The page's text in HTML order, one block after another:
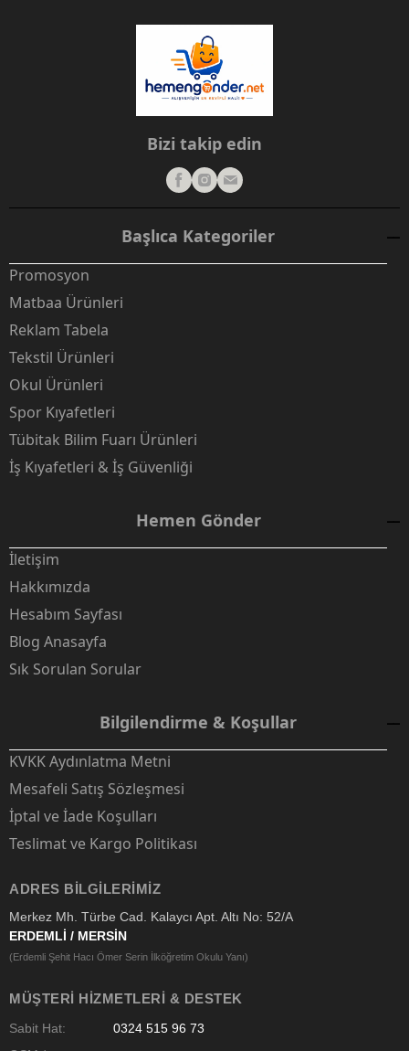
Bizi takip edin
Başlıca Kategoriler
Promosyon
Matbaa Ürünleri
Reklam Tabela
Tekstil Ürünleri
Okul Ürünleri
Spor Kıyafetleri
Tübitak Bilim Fuarı Ürünleri
İş Kıyafetleri & İş Güvenliği
Hemen Gönder
İletişim
Hakkımızda
Hesabım Sayfası
Blog Anasayfa
Sık Sorulan Sorular
Bilgilendirme & Koşullar
KVKK Aydınlatma Metni
Mesafeli Satış Sözleşmesi
İptal ve İade Koşulları
Teslimat ve Kargo Politikası
ADRES BILGILERIMIZ
Merkez Mh. Türbe Cad. Kalaycı Apt. Altı No: 52/A
ERDEMLİ / MERSİN
(Erdemli Şehit Hacı Ömer Serin İlköğretim Okulu Yanı)
MÜŞTERI HIZMETLERI & DESTEK
Sabit Hat:
0324 515 96 73